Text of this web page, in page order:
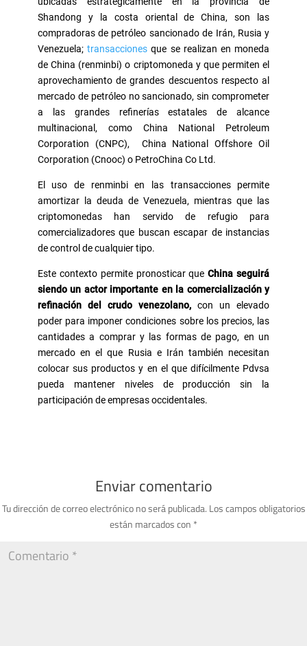
Shandong y la costa oriental de China, son las
compradoras de petróleo sancionado de Irán, Rusia y
Venezuela;transacciones que se realizan en moneda
de China (renminbi) o criptomoneda y que permiten el
aprovechamiento de grandes descuentos respecto al
mercado de petróleo no sancionado, sin comprometer
a las grandes refinerías estatales de alcance
multinacional, como China National Petroleum
Corporation (CNPC), China National Offshore Oil
Corporation (Cnooc) o PetroChina Co Ltd.
El uso de renminbi en las transacciones permite
amortizar la deuda de Venezuela, mientras que las
criptomonedas han servido de refugio para
comercializadores que buscan escapar de instancias
de control de cualquier tipo.
Este contexto permite pronosticar queChina seguirá
siendo un actor importante en la comercialización y
refinación del crudo venezolano, con un elevado
poder para imponer condiciones sobre los precios, las
cantidades a comprar y las formas de pago, en un
mercado en el que Rusia e Irán también necesitan
colocar sus productos y en el que difícilmente Pdvsa
pueda mantener niveles de producción sin la
participación de empresas occidentales.
Enviar comentario
Tu dirección de correo electrónico no será publicada. Los campos obligatorios
están marcados con *